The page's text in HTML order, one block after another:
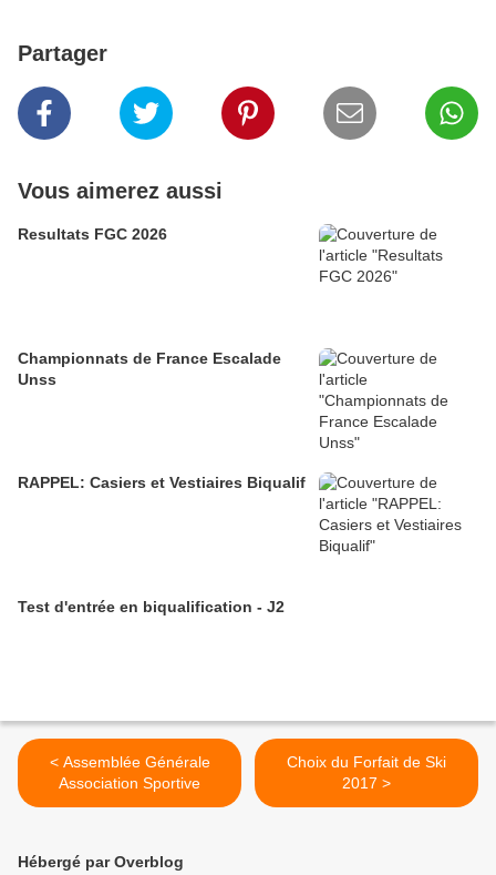
Partager
Vous aimerez aussi
Resultats FGC 2026
Championnats de France Escalade
Unss
RAPPEL: Casiers et Vestiaires Biqualif
Test d'entrée en biqualification - J2
< Assemblée Générale
Association Sportive
Choix du Forfait de Ski
2017 >
Hébergé par Overblog